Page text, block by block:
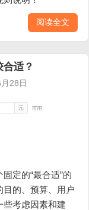
阅读全文
适？
28日
定的“最合适”的
的、预算、用户
些考虑因素和建